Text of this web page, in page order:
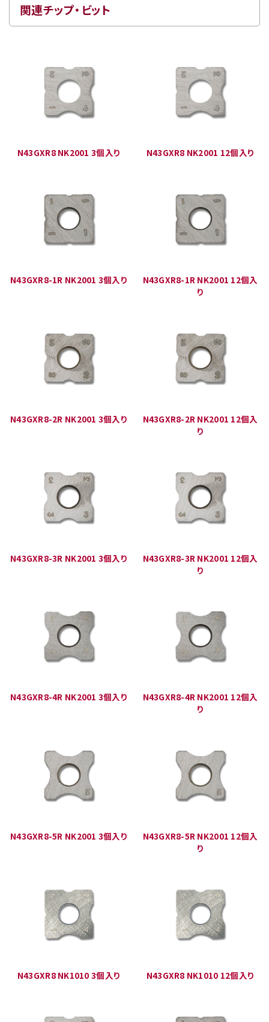
関連チップ・ビット
N43GXR8 NK2001 3個入り N43GXR8 NK2001 12個入り
N43GXR8-1R NK2001 3個入り
N43GXR8-1R NK2001 12個入
り
N43GXR8-2R NK2001 3個入り
N43GXR8-2R NK2001 12個入
り
N43GXR8-3R NK2001 3個入り
N43GXR8-3R NK2001 12個入
り
N43GXR8-4R NK2001 3個入り
N43GXR8-4R NK2001 12個入
り
N43GXR8-5R NK2001 3個入り
N43GXR8-5R NK2001 12個入
り
N43GXR8 NK1010 3個入り N43GXR8 NK1010 12個入り